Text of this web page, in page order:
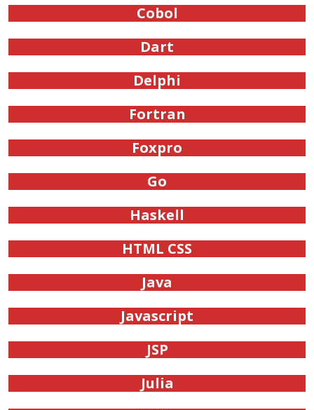
Cobol
Dart
Delphi
Fortran
Foxpro
Go
Haskell
HTML CSS
Java
Javascript
JSP
Julia